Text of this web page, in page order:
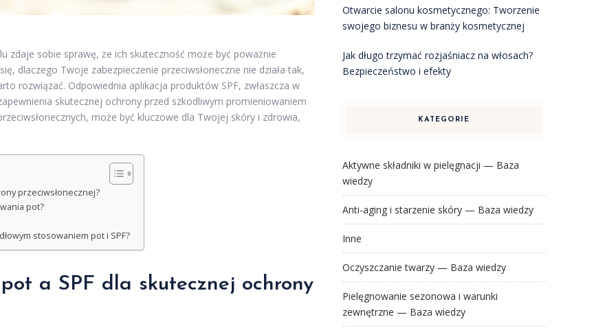
zdaje sobie sprawę, że ich skuteczność może być poważnie
dlaczego Twoje zabezpieczenie przeciwsłoneczne nie działa tak,
rozwiązać. Odpowiednia aplikacja produktów SPF, zwłaszcza w
skutecznej ochrony przed szkodliwym promieniowaniem
może być kluczowe dla Twojej skóry i zdrowia,
przeciwsłonecznej?
pot?
stosowaniem pot i SPF?
a SPF dla skutecznej ochrony
Otwarcie salonu kosmetycznego: Tworzenie
swojego biznesu w branży kosmetycznej
Jak długo trzymać rozjaśniacz na włosach?
Bezpieczeństwo i efekty
KATEGORIE
Aktywne składniki w pielęgnacji — Baza
wiedzy
Anti-aging i starzenie skóry — Baza wiedzy
Inne
Oczyszczanie twarzy — Baza wiedzy
Pielęgnowanie sezonowa i warunki
zewnętrzne — Baza wiedzy